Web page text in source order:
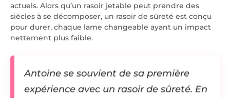
actuels. Alors qu’un rasoir jetable peut prendre des
siècles à se décomposer, un rasoir de sûreté est conçu
pour durer, chaque lame changeable ayant un impact
nettement plus faible.
Antoine se souvient de sa première
expérience avec un rasoir de sûreté. En